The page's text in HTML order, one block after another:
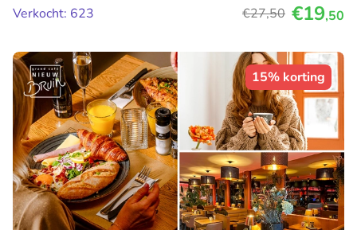
Verkocht: 623
€27,50 €19,50
15% korting